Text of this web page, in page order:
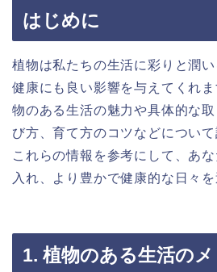
はじめに
植物は私たちの生活に彩りと潤
健康にも良い影響を与えてくれ
物のある生活の魅力や具体的な
び方、育て方のコツなどについて
これらの情報を参考にして、あ
入れ、より豊かで健康的な日々を
1. 植物のある生活のメ